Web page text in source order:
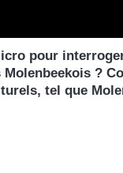
pour
?
tel que